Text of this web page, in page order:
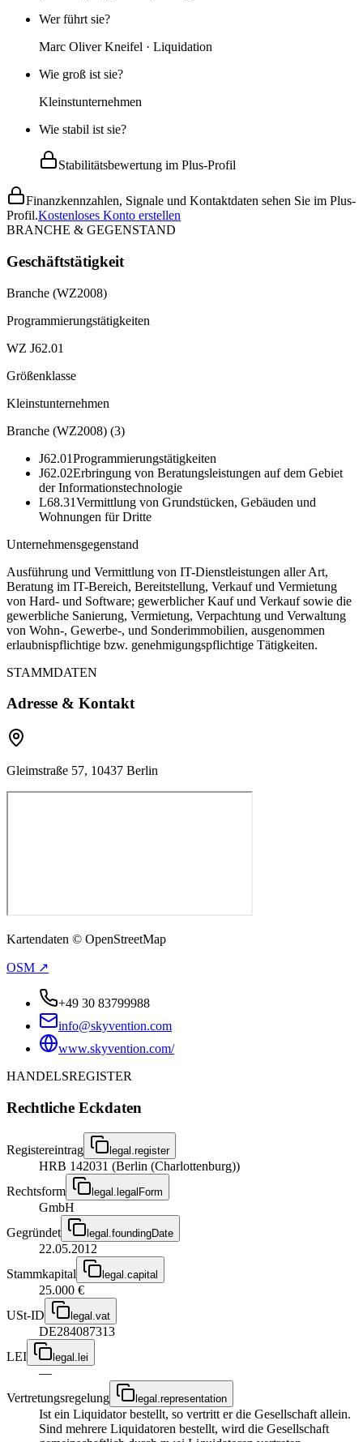
Wer führt sie?
Marc Oliver Kneifel · Liquidation
Wie groß ist sie?
Kleinstunternehmen
Wie stabil ist sie?
Stabilitätsbewertung im Plus-Profil
Finanzkennzahlen, Signale und Kontaktdaten sehen Sie im Plus-
Profil.Kostenloses Konto erstellen
BRANCHE & GEGENSTAND
Geschäftstätigkeit
Branche (WZ2008)
Programmierungstätigkeiten
WZ J62.01
Größenklasse
Kleinstunternehmen
Branche (WZ2008) (3)
J62.01Programmierungstätigkeiten
J62.02Erbringung von Beratungsleistungen auf dem Gebiet
der Informationstechnologie
L68.31Vermittlung von Grundstücken, Gebäuden und
Wohnungen für Dritte
Unternehmensgegenstand
Ausführung und Vermittlung von IT-Dienstleistungen aller Art,
Beratung im IT-Bereich, Bereitstellung, Verkauf und Vermietung
von Hard- und Software; gewerblicher Kauf und Verkauf sowie die
gewerbliche Sanierung, Vermietung, Verpachtung und Verwaltung
von Wohn-, Gewerbe-, und Sonderimmobilien, ausgenommen
erlaubnispflichtige bzw. genehmigungspflichtige Tätigkeiten.
STAMMDATEN
Adresse & Kontakt
Gleimstraße 57, 10437 Berlin
Kartendaten © OpenStreetMap
OSM ↗
+49 30 83799988
info@skyvention.com
www.skyvention.com/
HANDELSREGISTER
Rechtliche Eckdaten
Registereintrag legal.register
HRB 142031 (Berlin (Charlottenburg))
Rechtsform
legal.legalForm
GmbH
Gegründet
legal.foundingDate
22.05.2012
Stammkapital
legal.capital
25.000 €
USt-ID
legal.vat
DE284087313
LEI
legal.lei
—
Vertretungsregelung
legal.representation
Ist ein Liquidator bestellt, so vertritt er die Gesellschaft allein.
Sind mehrere Liquidatoren bestellt, wird die Gesellschaft